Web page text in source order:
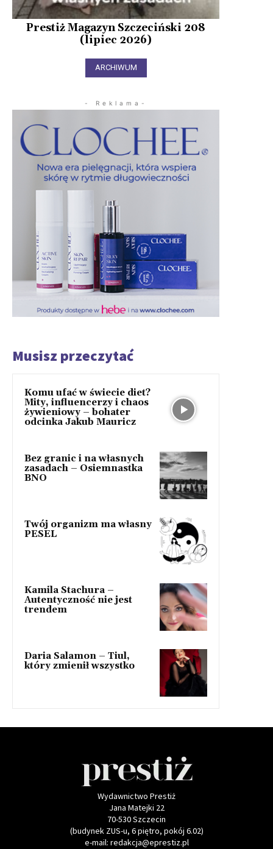
Prestiż Magazyn Szczeciński 208
(lipiec 2026)
ARCHIWUM
- Reklama-
Musisz przeczytać
Komu ufać w świecie diet?
Mity, influencerzy i chaos
żywieniowy – bohater
odcinka Jakub Mauricz
Bez granic i na własnych
zasadach – Osiemnastka
BNO
Twój organizm ma własny
PESEL
Kamila Stachura –
Autentyczność nie jest
trendem
Daria Salamon – Tiul,
który zmienił wszystko
Wydawnictwo Prestiż
Jana Matejki 22
70-530 Szczecin
(budynek ZUS-u, 6 piętro, pokój 6.02)
e-mail: redakcja@eprestiz.pl